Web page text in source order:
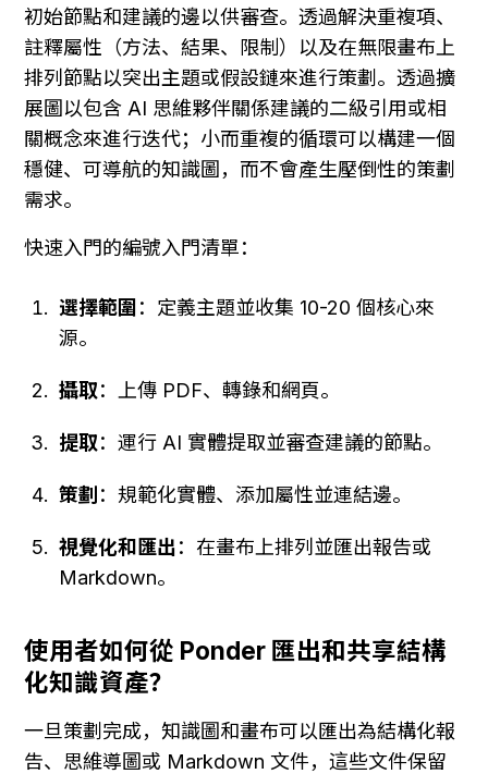
初始節點和建議的邊以供審查。透過解決重複項、
註釋屬性（方法、結果、限制）以及在無限畫布上
排列節點以突出主題或假設鏈來進行策劃。透過擴
展圖以包含 AI 思維夥伴關係建議的二級引用或相
關概念來進行迭代；小而重複的循環可以構建一個
穩健、可導航的知識圖，而不會產生壓倒性的策劃
需求。
快速入門的編號入門清單：
選擇範圍 ：定義主題並收集 10-20 個核心來
源。
攝取：上傳 PDF、轉錄和網頁。
提取：運行 AI 實體提取並審查建議的節點。
策劃 ：規範化實體、添加屬性並連結邊。
視覺化和匯出：在畫布上排列並匯出報告或
Markdown。
使用者如何從 Ponder 匯出和共享結構
化知識資產？
一旦策劃完成，知識圖和畫布可以匯出為結構化報
告、思維導圖或 Markdown 文件，這些文件保留